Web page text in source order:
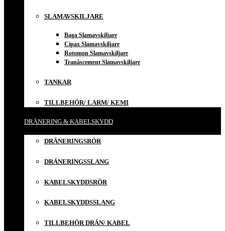
SLAMAVSKILJARE
Baga Slamavskiljare
Cipax Slamavskiljare
Rotomon Slamavskiljare
Tranåscement Slamavskiljare
TANKAR
TILLBEHÖR/ LARM/ KEMI
DRÄNERING & KABELSKYDD
DRÄNERINGSRÖR
DRÄNERINGSSLANG
KABELSKYDDSRÖR
KABELSKYDDSSLANG
TILLBEHÖR DRÄN/ KABEL